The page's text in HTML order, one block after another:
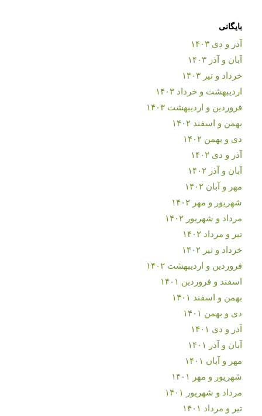
بایگانی
آذر و دی ۱۴۰۳
آبان و آذر ۱۴۰۳
خرداد و تیر ۱۴۰۳
اردیبهشت و خرداد ۱۴۰۳
فروردین و اردیبهشت ۱۴۰۳
بهمن و اسفند ۱۴۰۲
دی و بهمن ۱۴۰۲
آذر و دی ۱۴۰۲
آبان و آذر ۱۴۰۲
مهر و آبان ۱۴۰۲
شهریور و مهر ۱۴۰۲
مرداد و شهریور ۱۴۰۲
تیر و مرداد ۱۴۰۲
خرداد و تیر ۱۴۰۲
فروردین و اردیبهشت ۱۴۰۲
اسفند و فروردین ۱۴۰۱
بهمن و اسفند ۱۴۰۱
دی و بهمن ۱۴۰۱
آذر و دی ۱۴۰۱
آبان و آذر ۱۴۰۱
مهر و آبان ۱۴۰۱
شهریور و مهر ۱۴۰۱
مرداد و شهریور ۱۴۰۱
تیر و مرداد ۱۴۰۱